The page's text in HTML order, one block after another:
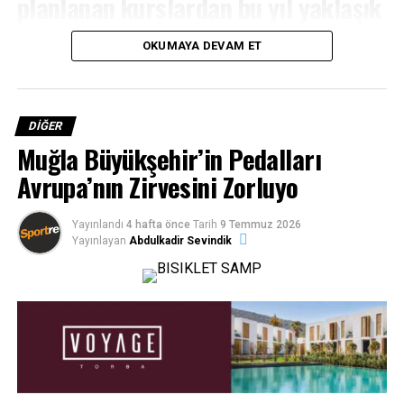
bin çocuğun faydalanması
hedefleniyor.
ARENA HABER
İştirakler Müdürlüğü tarafından yürütülen ücretsiz yaz
yüzme kurslarının temmuz ayında başlatılan ilk etabı
yoğun ilgiyle sürerken, ağustos ayında gerçekleştirilecek
ikinci etap için başvuru süreci de tamamlandı.
Çocuklar Güvenli ve Nitelikli Eğitimle
OKUMAYA DEVAM ET
DIĞER
Muğla Büyükşehir’in Pedalları
Avrupa’nın Zirvesini Zorluyo
Yayınlandı 4 hafta önce Tarih 9 Temmuz 2026
Yayınlayan Abdulkadir Sevindik